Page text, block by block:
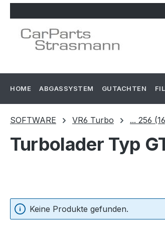
HOME ABGASSYSTEM GUTACHTEN
SOFTWARE VR6 Turbo ... 256
Turbolader Typ
Keine Produkte gefunden.